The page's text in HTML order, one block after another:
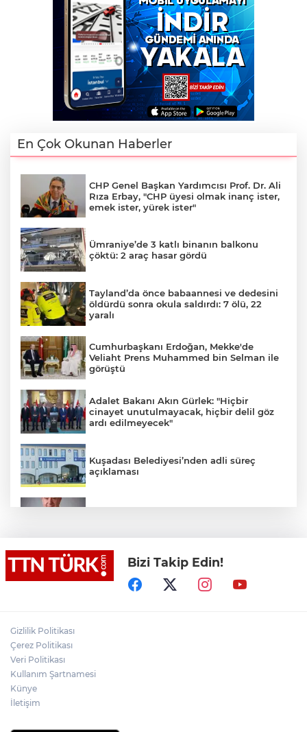
En Çok Okunan Haberler
CHP Genel Başkan Yardımcısı Prof. Dr. Ali
Rıza Erbay, "CHP üyesi olmak inanç ister,
emek ister, yürek ister"
Ümraniye’de 3 katlı binanın balkonu
çöktü: 2 araç hasar gördü
Tayland’da önce babaannesi ve dedesini
öldürdü sonra okula saldırdı: 7 ölü, 22
yaralı
Cumhurbaşkanı Erdoğan, Mekke'de
Veliaht Prens Muhammed bin Selman ile
görüştü
Adalet Bakanı Akın Gürlek: "Hiçbir
cinayet unutulmayacak, hiçbir delil göz
ardı edilmeyecek"
Kuşadası Belediyesi’nden adli süreç
açıklaması
Yeni aldığı motosikletle kaza yapan genç
gözyaşları arasında toprağa verildi
Cumhurbaşkanı Erdoğan, Suudi
Bizi Takip Edin!
Gizlilik Politikası
Çerez Politikası
Veri Politikası
Kullanım Şartnamesi
Künye
İletişim